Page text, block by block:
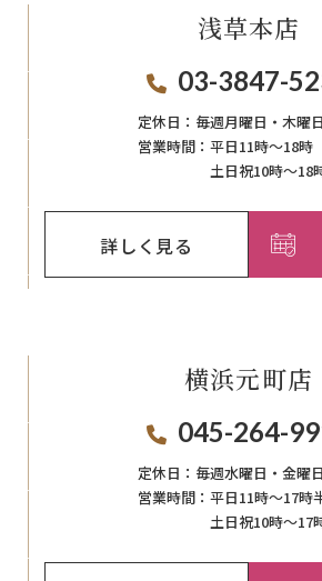
浅草本店
03-3847-
定休日： 毎週月曜日・木曜日
営業時間： 平日11時～18時
土日祝10時～18
詳しく見る
横浜元町店
045-264-
定休日： 毎週⽔曜⽇‧⾦曜⽇
営業時間： 平日11時～17時
土日祝10時～17